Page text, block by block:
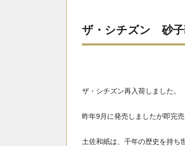
ザ・シチズン 砂子
ザ・シチズン再入荷しました。
昨年9月に発売しましたが即完
土佐和紙は、千年の歴史を持ち